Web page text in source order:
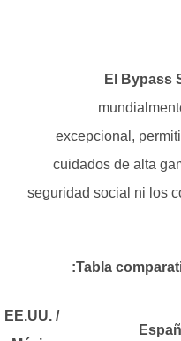
El
excepcional,
cuidados de alta
seguridad social ni los
Tabla
EE.UU. /